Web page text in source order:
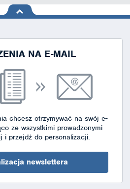
na górę
NA E-MAIL
chcesz otrzymywać na swój e-
ze wszystkimi prowadzonymi
i przejdź do personalizacji.
newslettera